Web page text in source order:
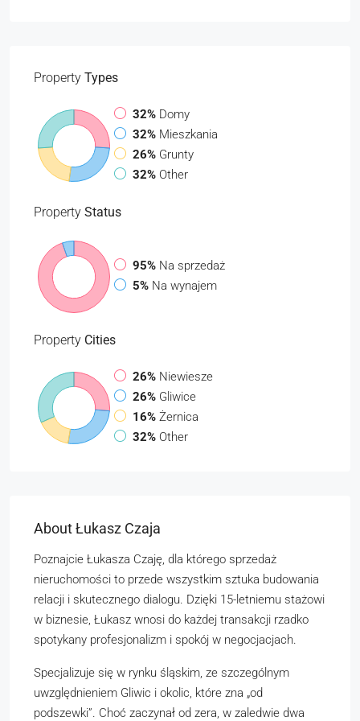
Property Types
32% Domy
32% Mieszkania
26% Grunty
32% Other
Property Status
95% Na sprzedaż
5% Na wynajem
Property Cities
26% Niewiesze
26% Gliwice
16% Żernica
32% Other
About Łukasz Czaja
Poznajcie Łukasza Czaję, dla którego sprzedaż
nieruchomości to przede wszystkim sztuka budowania
relacji i skutecznego dialogu. Dzięki 15-letniemu stażowi
w biznesie, Łukasz wnosi do każdej transakcji rzadko
spotykany profesjonalizm i spokój w negocjacjach.
Specjalizuje się w rynku śląskim, ze szczególnym
uwzględnieniem Gliwic i okolic, które zna „od
podszewki”. Choć zaczynał od zera, w zaledwie dwa